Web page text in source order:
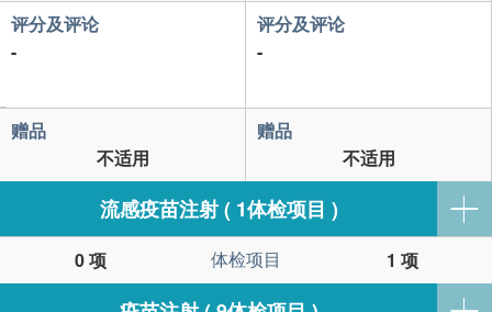
流感疫苗注射 ( 1体检项目 )
体检项目
评分及评论
-
评分及评论
-
赠品
不适用
赠品
不适用
0 项 1 项